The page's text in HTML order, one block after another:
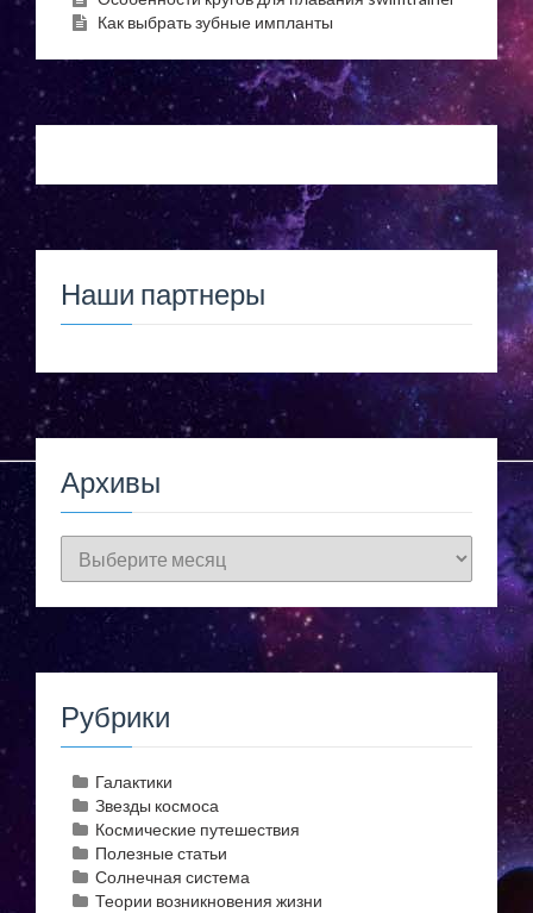
Как выбрать зубные импланты
Наши партнеры
Архивы
Рубрики
Галактики
Звезды космоса
Космические путешествия
Полезные статьи
Солнечная система
Теории возникновения жизни